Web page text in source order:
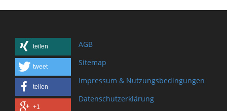
teilen
tweet
teilen
+1
AGB
Sitemap
Impressum & Nutzungsbedingungen
Datenschutzerklärung